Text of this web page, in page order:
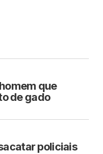
que
de gado
policiais